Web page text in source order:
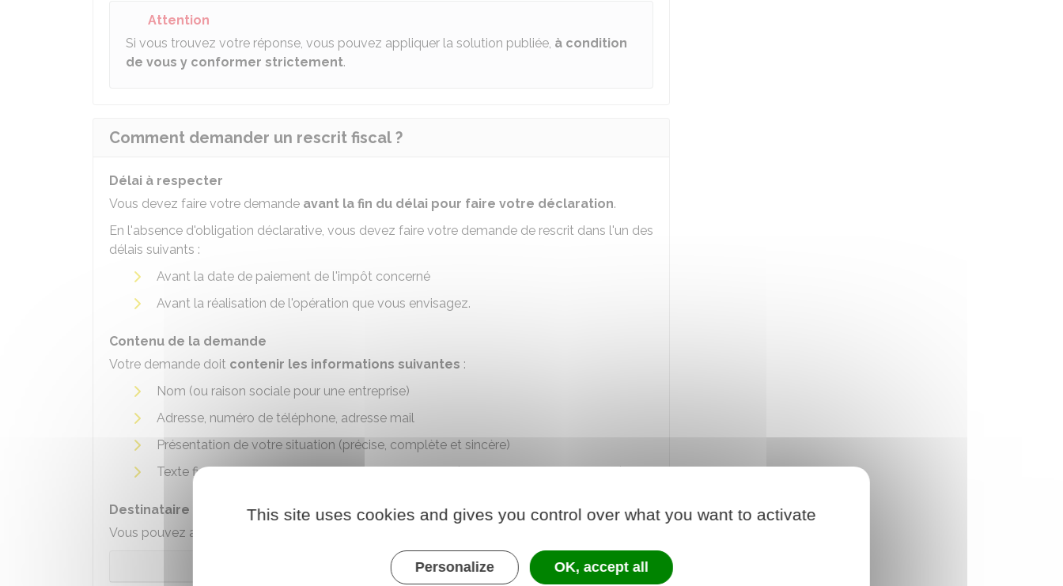
Attention
Si vous trouvez votre réponse, vous pouvez appliquer la solution publiée, à condition
de vous y conformer strictement.
Comment demander un rescrit fiscal ?
Délai à respecter
Vous devez faire votre demande avant la fin du délai pour faire votre déclaration.
En l'absence d'obligation déclarative, vous devez faire votre demande de rescrit dans l'un des
délais suivants :
Avant la date de paiement de l'impôt concerné
Avant la réalisation de l'opération que vous envisagez.
Contenu de la demande
Votre demande doit contenir les informations suivantes :
Nom (ou raison sociale pour une entreprise)
Adresse, numéro de téléphone, adresse mail
Présentation de votre situation (précise, complète et sincère)
Texte fiscal concerné et analyse que vous en faites (dans la mesure du possible).
Destinataire et dépôt de la demande
Vous pouvez adresser votre demande par l'un des moyens suivants :
Sur internet
This site uses cookies and gives you control over what you want to activate
Personalize OK, accept all